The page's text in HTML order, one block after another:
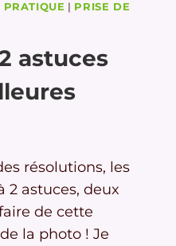
PRATIQUE | PRISE DE
astuces
résolutions, les
2 astuces, deux
de cette
la photo ! Je